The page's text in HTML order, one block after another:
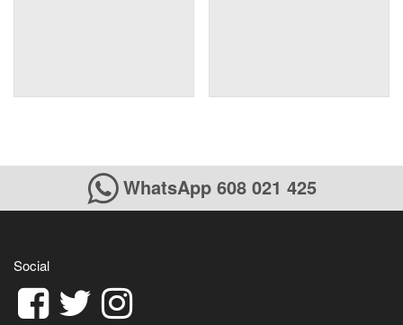
WhatsApp 608 021 425
Social